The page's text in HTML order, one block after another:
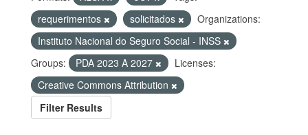
requerimentos
solicitados
Organizations:
Instituto Nacional do Seguro Social - INSS
Groups:
PDA 2023 A 2027
Licenses:
Creative Commons Attribution
Filter Results